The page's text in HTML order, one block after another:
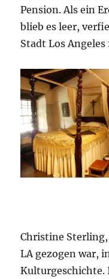
Pension. Als ein
blieb es leer,
Stadt Los
Christine Sterling,
LA gezogen war,
Kulturgeschichte.